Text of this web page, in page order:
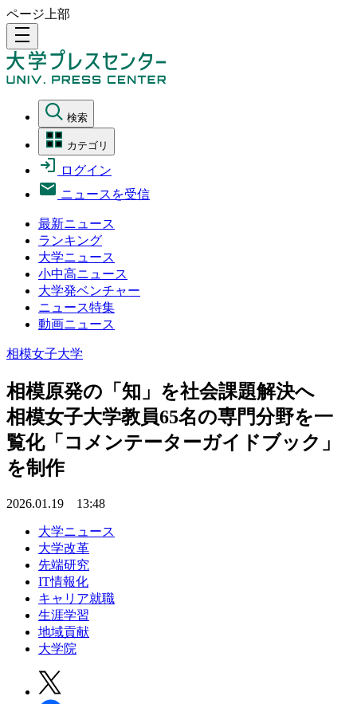
ページ上部
density_medium
検索
カテゴリ
ログイン
ニュースを受信
最新ニュース
ランキング
大学ニュース
小中高ニュース
大学発ベンチャー
ニュース特集
動画ニュース
相模女子大学
相模原発の「知」を社会課題解決へ
相模女子大学教員65名の専門分野を一
覧化「コメンテーターガイドブック」
を制作
2026.01.19 13:48
大学ニュース
大学改革
先端研究
IT情報化
キャリア就職
生涯学習
地域貢献
大学院